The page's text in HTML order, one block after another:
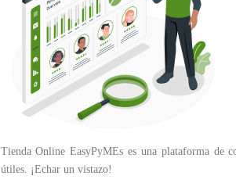
Tienda Online EasyPyMEs es una plataforma de
útiles. ¡Echar un vistazo!